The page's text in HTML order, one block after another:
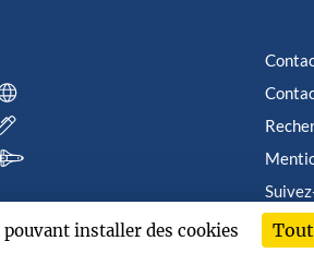
installer des cookies